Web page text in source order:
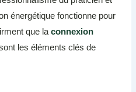
énergétique fonctionne pour
que laconnexion
les éléments clés de